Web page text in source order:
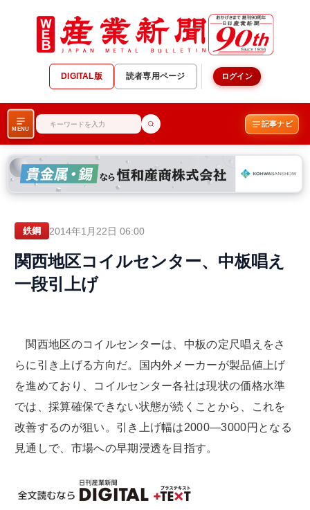
DIGITAL版 読者専用ページ ログイン
MENU
記事ナビ
鉄鋼 2014年1月22日 06:00
関西地区コイルセンター、中板唱え
一段引上げ
関西地区のコイルセンターは、中板の定尺唱えをさ
らに引き上げる方向だ。国内外メーカーが製品値上げ
を進めており、コイルセンター各社は現状の価格水準
では、採算確保できない状態が続くことから、これを
改善するのが狙い。引き上げ幅は2000―3000円となる
見通しで、市場への早期浸透を目指す。